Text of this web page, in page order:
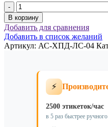
Количество
товара
Автоматическое
оборудование
для
очистки
В корзину
Добавить для сравнения
Добавить в список желаний
Артикул: АС-ХПД-ЛС-04
⚡
2500 этикеток/час
в 5 раз быстрее